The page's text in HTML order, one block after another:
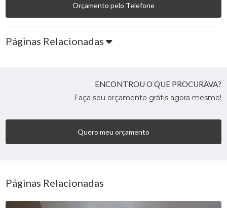
Orçamento pelo Telefone
Páginas Relacionadas
ENCONTROU O QUE PROCURAVA?
Faça seu orçamento grátis agora mesmo!
Quero meu orçamento
Páginas Relacionadas